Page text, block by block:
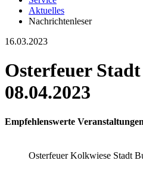
Aktuelles
Nachrichtenleser
16.03.2023
Osterfeuer
08.04.2023
Empfehlenswerte
Osterfeuer Kolkwiese Stadt